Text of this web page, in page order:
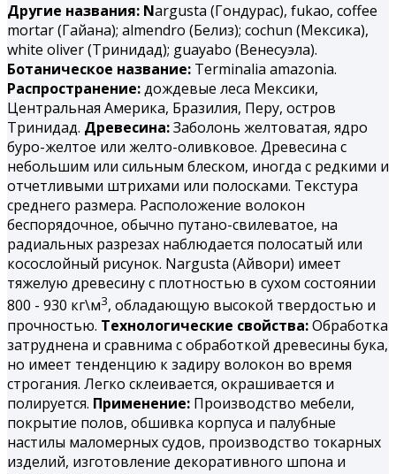
Другие названия: Nargusta (Гондурас), fukao, coffee
mortar (Гайана); almendro (Белиз); cochun (Мексика),
white oliver (Тринидад); guayabo (Венесуэла).
Ботаническое название: Terminalia amazonia.
Распространение:дождевые леса Мексики,
Центральная Америка, Бразилия, Перу, остров
Тринидад. Древесина:Заболонь желтоватая, ядро
буро-желтое или желто-оливковое. Древесина с
небольшим или сильным блеском, иногда с редкими и
отчетливыми штрихами или полосками. Текстура
среднего размера. Расположение волокон
беспорядочное, обычно путано-свилеватое, на
радиальных разрезах наблюдается полосатый или
косослойный рисунок. Nargusta (Айвори) имеет
тяжелую древесину с плотностью в сухом состоянии
800 - 930 кг\м3, обладающую высокой твердостью и
прочностью. Технологические свойства:Обработка
затруднена и сравнима с обработкой древесины бука,
но имеет тенденцию к задиру волокон во время
строгания. Легко склеивается, окрашивается и
полируется. Применение: Производство мебели,
покрытие полов, обшивка корпуса и палубные
настилы маломерных судов, производство токарных
изделий, изготовление декоративного шпона и